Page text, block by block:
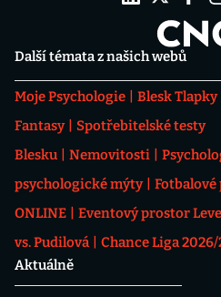
Další témata z našich webů
Moje Psychologie Blesk Tlapky
Fantasy
Spotřebitelské testy
Blesku
Nemovitosti
psychologické mýty
ONLINE
Eventový prostor
vs. Pudilová
Chance Liga 2026/
Aktuálně